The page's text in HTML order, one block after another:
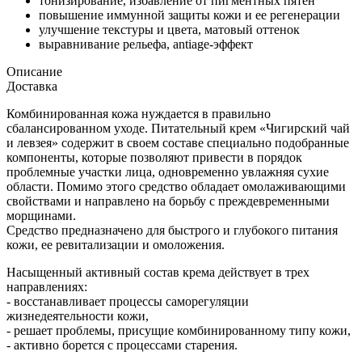
повышение иммунной защиты кожи и ее регенерации
улучшение текстуры и цвета, матовый оттенок
выравнивание рельефа, antiage-эффект
Описание
Доставка
Комбинированная кожа нуждается в правильно
сбалансированном уходе. Питательный крем «Чигирский чай
и левзея» содержит в своем составе специально подобранные
компоненты, которые позволяют привести в порядок
проблемные участки лица, одновременно увлажняя сухие
области. Помимо этого средство обладает омолаживающими
свойствами и направлено на борьбу с преждевременными
морщинами.
Средство предназначено для быстрого и глубокого питания
кожи, ее ревитализации и омоложения.
Насыщенный активный состав крема действует в трех
направлениях:
- восстанавливает процессы саморегуляции
жизнедеятельности кожи,
- решает проблемы, присущие комбинированному типу кожи,
- активно борется с процессами старения.